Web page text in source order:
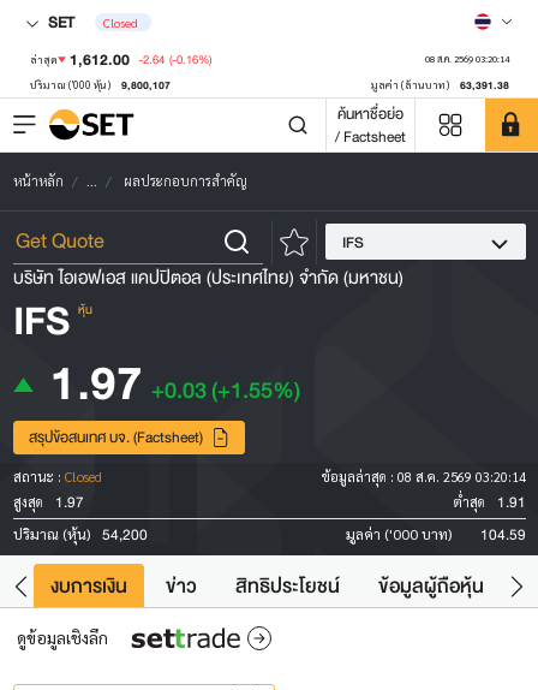
SET Closed
ล่าสุด 1,612.00 -2.64 (-0.16%) 08 ส.ค. 2569 03:20:14
ปริมาณ ('000 หุ้น) 9,800,107 มูลค่า (ล้านบาท) 63,391.38
ค้นหาชื่อย่อ
/ Factsheet
หน้าหลัก ... ผลประกอบการสำคัญ
IFS
บริษัท ไอเอฟเอส แคปปิตอล (ประเทศไทย) จำกัด (มหาชน)
IFS หุ้น
1.97 +0.03(+1.55%)
สรุปข้อสนเทศ บจ. (Factsheet)
สถานะ : Closed ข้อมูลล่าสุด : 08 ส.ค. 2569 03:20:14
สูงสุด
1.97 ต่ำสุด 1.91
ปริมาณ (หุ้น) 54,200 มูลค่า ('000 บาท) 104.59
งบการเงิน ข่าว สิทธิประโยชน์ ข้อมูลผู้ถือหุ้น
ดูข้อมูลเชิงลึก